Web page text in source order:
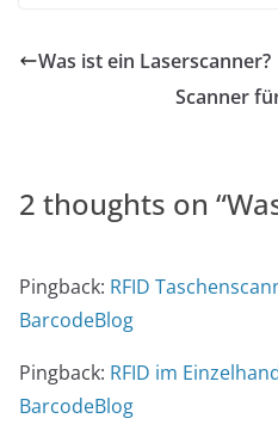
Was ist ein Laserscanner?
Scanner
2 thoughts on “
Pingback: RFID
BarcodeBlog
Pingback: RFID im
BarcodeBlog